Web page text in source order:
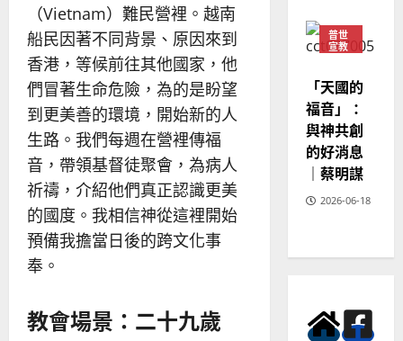
（Vietnam）難民營裡。越南
船民因著不同背景、原因來到
香港，等候前往其他國家，他
們冒著生命危險，為的是盼望
到更美善的環境，開始新的人
生路。我們每週在營裡傳福
音，帶領基督徒聚會，為病人
祈禱，介紹他們真正認識更美
的國度。我相信神從這裡開始
預備我擔當日後的跨文化事
奉。
教會場景：二十九歲
普世
宣教
「天國的
福音」：
與神共創
的好消息
｜蔡明謀
2026-06-18